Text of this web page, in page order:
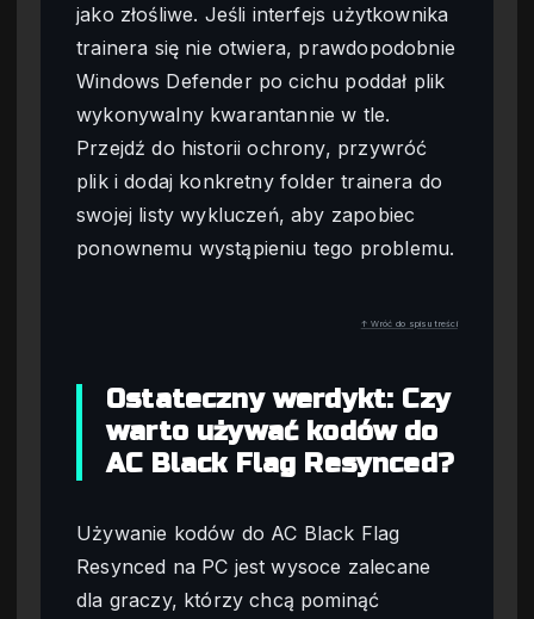
jako złośliwe. Jeśli interfejs użytkownika
trainera się nie otwiera, prawdopodobnie
Windows Defender po cichu poddał plik
wykonywalny kwarantannie w tle.
Przejdź do historii ochrony, przywróć
plik i dodaj konkretny folder trainera do
swojej listy wykluczeń, aby zapobiec
ponownemu wystąpieniu tego problemu.
↑ Wróć do spisu treści
Ostateczny werdykt: Czy
warto używać kodów do
AC Black Flag Resynced?
Używanie kodów do AC Black Flag
Resynced na PC jest wysoce zalecane
dla graczy, którzy chcą pominąć